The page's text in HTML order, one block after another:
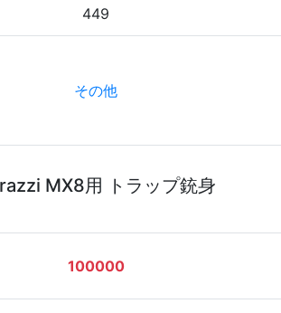
449
その他
MX8用 トラップ銃身
100000